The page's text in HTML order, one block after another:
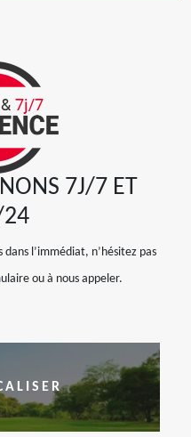
7J/7 ET
dans l’immédiat, n’hésitez pas
ou à nous appeler.